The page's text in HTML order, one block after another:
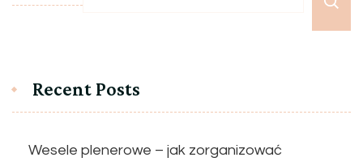
Recent Posts
Wesele plenerowe – jak zorganizować